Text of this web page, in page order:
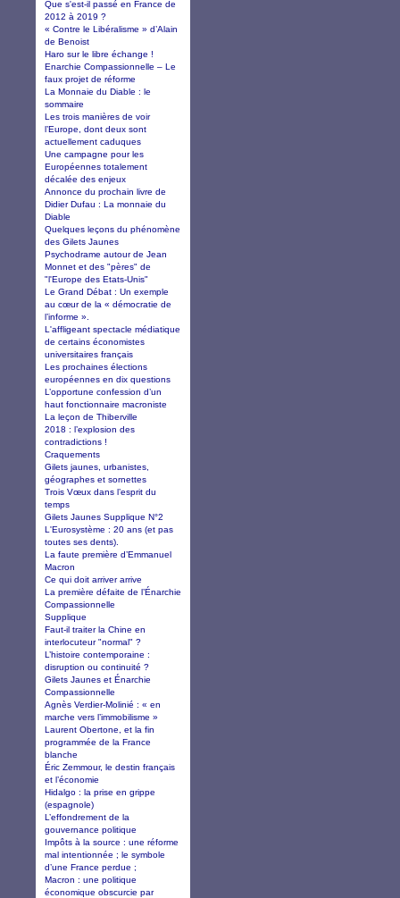
Que s'est-il passé en France de
2012 à 2019 ?
« Contre le Libéralisme » d’Alain
de Benoist
Haro sur le libre échange !
Enarchie Compassionnelle – Le
faux projet de réforme
La Monnaie du Diable : le
sommaire
Les trois manières de voir
l’Europe, dont deux sont
actuellement caduques
Une campagne pour les
Européennes totalement
décalée des enjeux
Annonce du prochain livre de
Didier Dufau : La monnaie du
Diable
Quelques leçons du phénomène
des Gilets Jaunes
Psychodrame autour de Jean
Monnet et des "pères" de
"l'Europe des Etats-Unis"
Le Grand Débat : Un exemple
au cœur de la « démocratie de
l’informe ».
L'affligeant spectacle médiatique
de certains économistes
universitaires français
Les prochaines élections
européennes en dix questions
L’opportune confession d’un
haut fonctionnaire macroniste
La leçon de Thiberville
2018 : l’explosion des
contradictions !
Craquements
Gilets jaunes, urbanistes,
géographes et sornettes
Trois Vœux dans l’esprit du
temps
Gilets Jaunes Supplique N°2
L'Eurosystème : 20 ans (et pas
toutes ses dents).
La faute première d’Emmanuel
Macron
Ce qui doit arriver arrive
La première défaite de l’Énarchie
Compassionnelle
Supplique
Faut-il traiter la Chine en
interlocuteur "normal" ?
L’histoire contemporaine :
disruption ou continuité ?
Gilets Jaunes et Énarchie
Compassionnelle
Agnès Verdier-Molinié : « en
marche vers l’immobilisme »
Laurent Obertone, et la fin
programmée de la France
blanche
Éric Zemmour, le destin français
et l’économie
Hidalgo : la prise en grippe
(espagnole)
L’effondrement de la
gouvernance politique
Impôts à la source : une réforme
mal intentionnée ; le symbole
d’une France perdue ;
Macron : une politique
économique obscurcie par